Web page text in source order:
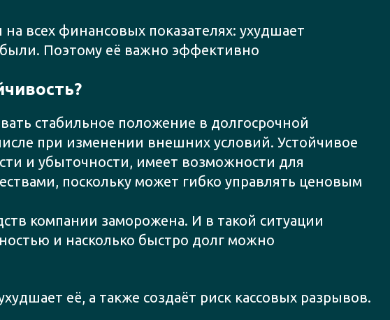
всех финансовых показателях: ухудшает
Поэтому её важно эффективно
стабильное положение в долгосрочной
при изменении внешних условий. Устойчивое
и убыточности, имеет возможности для
поскольку может гибко управлять ценовым
компании заморожена. И в такой ситуации
и насколько быстро долг можно
её, а также создаёт риск кассовых разрывов.